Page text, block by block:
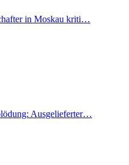
in Moskau kriti…
Ausgelieferter…